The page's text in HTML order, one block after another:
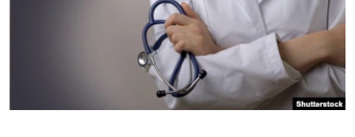
УКРАЇНСЬКА ПРОБЛЕМА КРИМУ
ЯК ОБІЙТИ БЛОКУВАННЯ